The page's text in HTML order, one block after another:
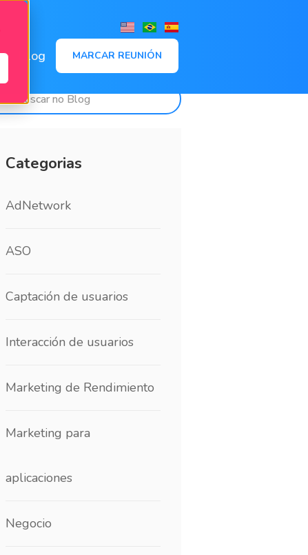
Blog MARCAR REUNIÓN
Categorias
AdNetwork
ASO
Captación de usuarios
Interacción de usuarios
Marketing de Rendimiento
Marketing para
aplicaciones
Negocio